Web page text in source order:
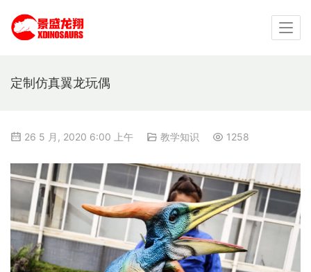
定制仿真翼龙玩偶
26 5 月, 2020 6:00 上午 教学知识 1258